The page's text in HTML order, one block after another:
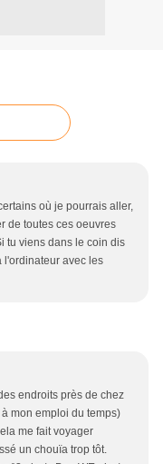
où je pourrais aller,
de toutes ces oeuvres
tu viens dans le coin dis
l'ordinateur avec les
endroits près de chez
mon emploi du temps)
me fait voyager
un chouïa trop tôt.